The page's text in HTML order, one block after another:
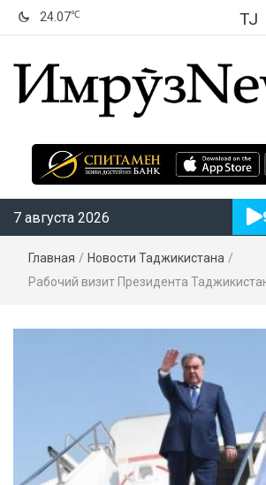
24.07℃ TJ
7 августа 2026
Главная / Новости Таджикистана /
Рабочий визит Президента